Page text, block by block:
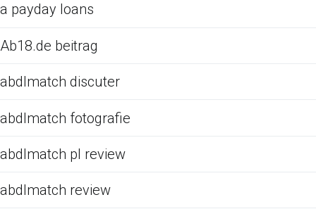
a payday loans
Ab18.de beitrag
abdlmatch discuter
abdlmatch fotografie
abdlmatch pl review
abdlmatch review